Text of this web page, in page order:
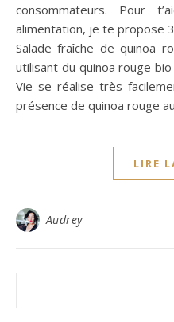
consommateurs. Pour
alimentation, je te propose
Salade fraîche de quinoa
utilisant du quinoa rouge
Vie se réalise très
présence de quinoa rouge
LIRE
Audrey